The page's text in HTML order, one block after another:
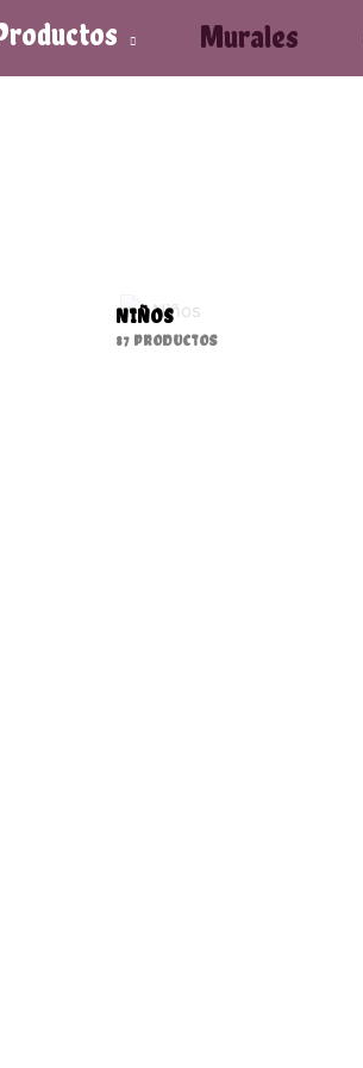
Murales
NIÑOS
87 PRODUCTOS